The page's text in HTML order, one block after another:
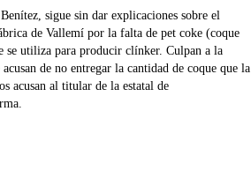
sigue sin dar explicaciones sobre el
de Vallemí por la falta de pet coke (coque
se utiliza para producir clínker. Culpan a la
de no entregar la cantidad de coque que la
acusan al titular de la estatal de